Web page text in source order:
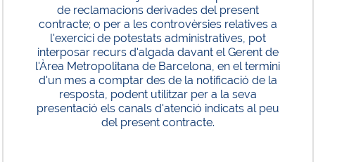
de reclamacions derivades del present
contracte; o per a les controvèrsies relatives a
l'exercici de potestats administratives, pot
interposar recurs d'algada davant el Gerent de
l'Àrea Metropolitana de Barcelona, en el termini
d'un mes a comptar des de la notificació de la
resposta, podent utilitzar per a la seva
presentació els canals d'atenció indicats al peu
del present contracte.